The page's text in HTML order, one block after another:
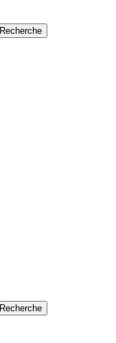
Recherche
Recherche